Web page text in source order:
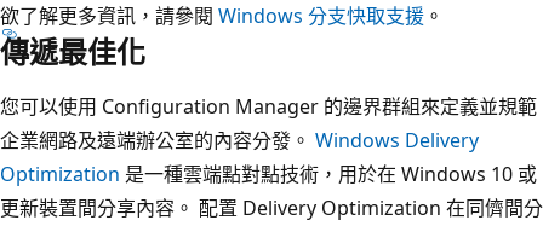
欲了解更多資訊，請參閱 Windows 分支快取支援 。
傳遞最佳化
您可以使用 Configuration Manager 的邊界群組來定義並規範
企業網路及遠端辦公室的內容分發。 Windows Delivery
Optimization 是一種雲端點對點技術，用於在 Windows 10 或
更新裝置間分享內容。 配置 Delivery Optimization 在同儕間分